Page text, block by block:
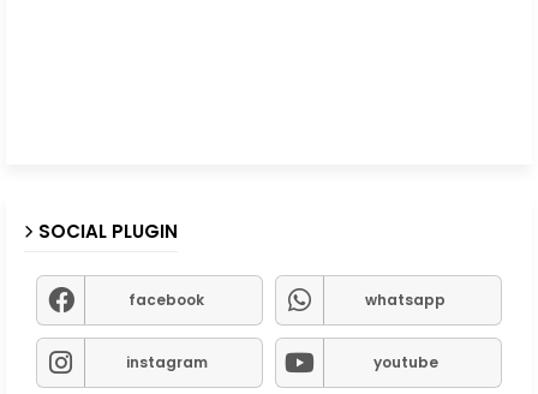
SOCIAL PLUGIN
facebook whatsapp
instagram youtube